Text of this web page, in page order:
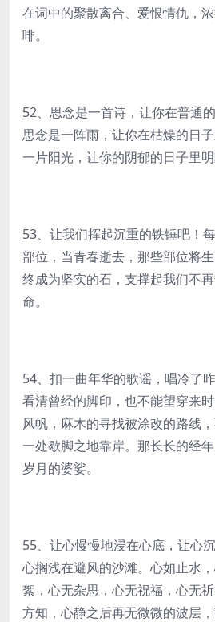
在词中的聚散离合、爱恨情仇，
啡。
52、思念是一首诗，让你在普通
思念是一阵雨，让你在枯燥的日
一片阳光，让你的阴郁的日子里明
53、让我们挥起沉重的铁锤吧！
部位，当青春逝去，那些部位将
终成为坚实的石，支撑起我们不
命。
54、扣一曲年华的歌谣，唱冷了
看清曾经的脚印，也不能望穿来
风帆，麻木的寻找被涂改的路线
一处歇脚之地靠岸。那长长的经
岁月的婆娑。
55、让心慢慢地浸在心底，让心
心搁浅在避风的沙滩。心如止水
絮，心无杂思，心无祝福，心无
方知，心静之后再无微微的波层